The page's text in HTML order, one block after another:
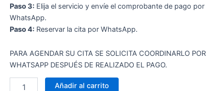
Paso 3: Elija el servicio y envíe el comprobante de pago por
WhatsApp.
Paso 4: Reservar la cita por WhatsApp.
PARA AGENDAR SU CITA SE SOLICITA COORDINARLO POR
WHATSAPP DESPUÉS DE REALIZADO EL PAGO.
Añadir al carrito